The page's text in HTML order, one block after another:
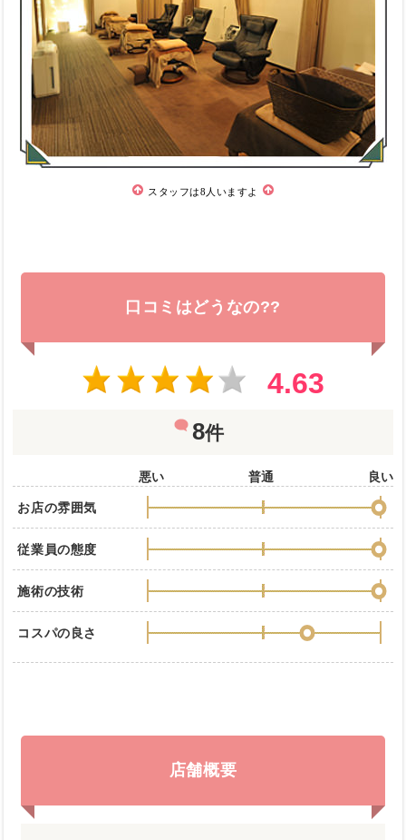
スタッフは8人いますよ
口コミはどうなの??
4.63
8件
悪い 普通 良い
お店の雰囲気
従業員の態度
施術の技術
コスパの良さ
店舗概要